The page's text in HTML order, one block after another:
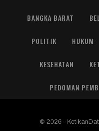
BANGKA BARAT
POLITIK HUKUM
KESEHATAN
PEDOMAN
© 2026 -